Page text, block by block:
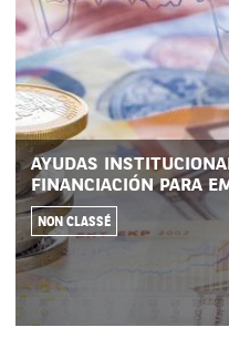
AYUDAS
FINANCIACIÓN PARA
NON CLASSÉ